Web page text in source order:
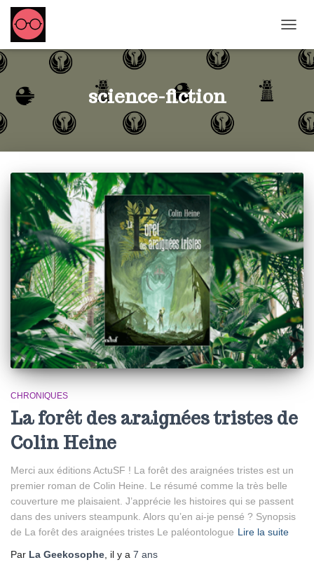
science-fiction
CHRONIQUES
La forêt des araignées tristes de
Colin Heine
Merci aux éditions ActuSF ! La forêt des araignées tristes est un
premier roman de Colin Heine. Le résumé comme la très belle
couverture me plaisaient. J’apprécie les histoires qui se passent
dans des univers steampunk. Alors qu’en ai-je pensé ? Synopsis
de La forêt des araignées tristes Le paléontologue Lire la suite
Par La Geekosophe , il y a 7 ans